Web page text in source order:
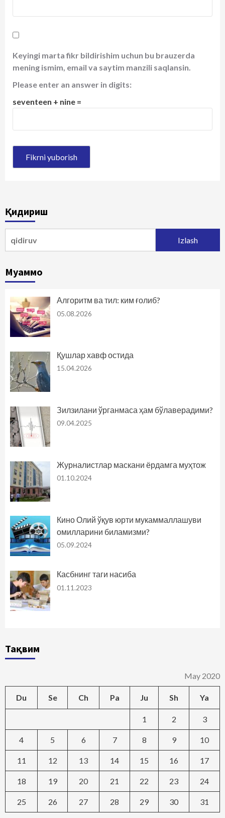
Keyingi marta fikr bildirishim uchun bu brauzerda
mening ismim, email va saytim manzili saqlansin.
Please enter an answer in digits:
seventeen + nine =
Қидириш
Муаммо
Алгоритм ва тил: ким ғолиб?
05.08.2026
Қушлар хавф остида
15.04.2026
Зилзилани ўрганмаса ҳам бўлаверадими?
09.04.2025
Журналистлар маскани ёрдамга муҳтож
01.10.2024
Кино Олий ўқув юрти мукаммаллашуви
омилларини биламизми?
05.09.2024
Касбнинг таги насиба
01.11.2023
Тақвим
May 2020
Du Se Ch Pa Ju Sh Ya
1 2 3
4 5 6 7 8 9 10
11 12 13 14 15 16 17
18 19 20 21 22 23 24
25 26 27 28 29 30 31